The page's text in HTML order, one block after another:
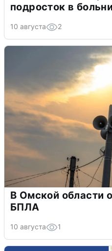
подросток в
10 августа 2
В Омской области
БПЛА
10 августа 1